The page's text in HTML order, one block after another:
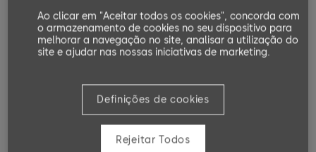
Owner :
The Royal Adelaide Hospital
Watch Video
Ao clicar em "Aceitar todos os cookies", concorda com
o armazenamento de cookies no seu dispositivo para
melhorar a navegação no site, analisar a utilização do
site e ajudar nas nossas iniciativas de marketing.
Definições de cookies
Rejeitar Todos